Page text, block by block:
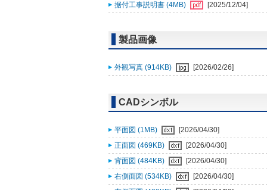
据付工事説明書 (4MB) [2025/12/04]
製品画像
外観写真 (914KB) [2026/02/26]
CADシンボル
平面図 (1MB)
[2026/04/30]
正面図 (469KB)
[2026/04/30]
背面図 (484KB)
[2026/04/30]
右側面図 (534KB)
[2026/04/30]